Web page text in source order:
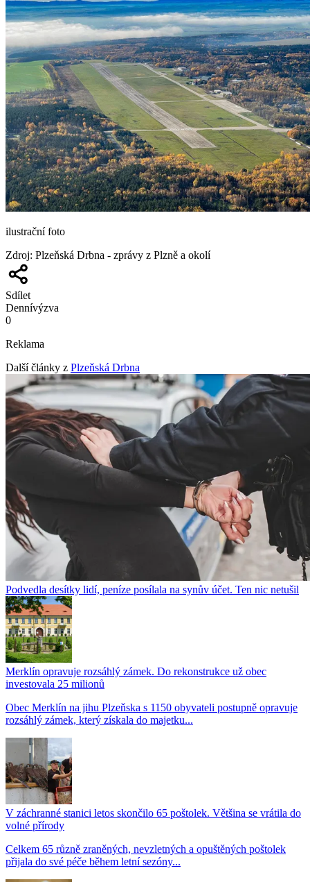
ilustrační foto
Zdroj: Plzeňská Drbna - zprávy z Plzně a okolí
Sdílet
Dennívýzva
0
Reklama
Další články z Plzeňská Drbna
Podvedla desítky lidí, peníze posílala na synův účet. Ten nic netušil
Merklín opravuje rozsáhlý zámek. Do rekonstrukce už obec
investovala 25 milionů
Obec Merklín na jihu Plzeňska s 1150 obyvateli postupně opravuje
rozsáhlý zámek, který získala do majetku...
V záchranné stanici letos skončilo 65 poštolek. Většina se vrátila do
volné přírody
Celkem 65 různě zraněných, nevzletných a opuštěných poštolek
přijala do své péče během letní sezóny...